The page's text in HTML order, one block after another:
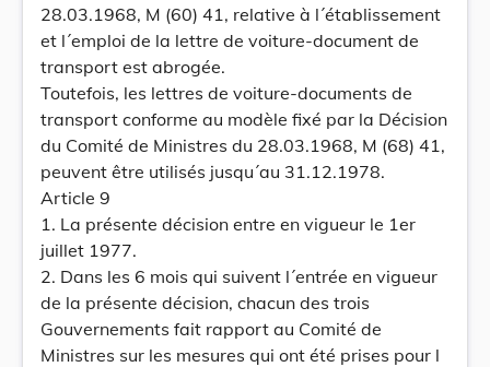
28.03.1968, M (60) 41, relative à l´établissement
et l´emploi de la lettre de voiture-document de
transport est abrogée.
Toutefois, les lettres de voiture-documents de
transport conforme au modèle fixé par la Décision
du Comité de Ministres du 28.03.1968, M (68) 41,
peuvent être utilisés jusqu´au 31.12.1978.
Article 9
1. La présente décision entre en vigueur le 1er
juillet 1977.
2. Dans les 6 mois qui suivent l´entrée en vigueur
de la présente décision, chacun des trois
Gouvernements fait rapport au Comité de
Ministres sur les mesures qui ont été prises pour l